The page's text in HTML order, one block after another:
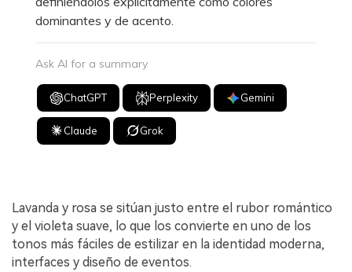
dominantes y de acento.
Ask AI for a summary
ChatGPT Perplexity Gemini
Claude Grok
Lavanda y rosa se sitúan justo entre el rubor romántico
y el violeta suave, lo que los convierte en uno de los
tonos más fáciles de estilizar en la identidad moderna,
interfaces y diseño de eventos.